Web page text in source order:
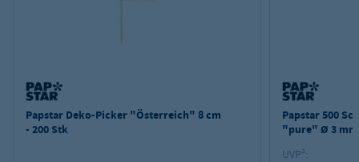
Papstar Deko-Picker "Österreich" 8 cm
- 200 Stk
Papstar 500
"pure" Ø 3 mm
UVP²: